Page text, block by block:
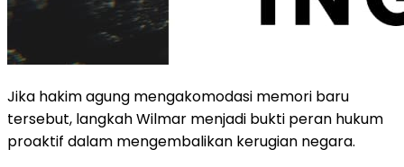
Jika hakim agung mengakomodasi memori baru
tersebut, langkah Wilmar menjadi bukti peran hukum
proaktif dalam mengembalikan kerugian negara.